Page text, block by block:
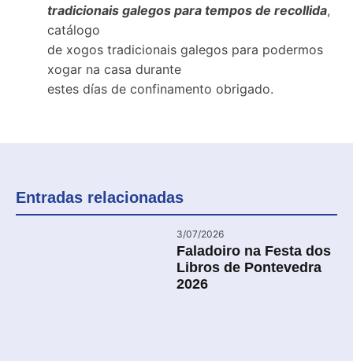
tradicionais galegos para tempos de recollida,
catálogo
de xogos tradicionais galegos para podermos
xogar na casa durante
estes días de confinamento obrigado.
Entradas relacionadas
3/07/2026
Faladoiro na Festa dos
Libros de Pontevedra
2026